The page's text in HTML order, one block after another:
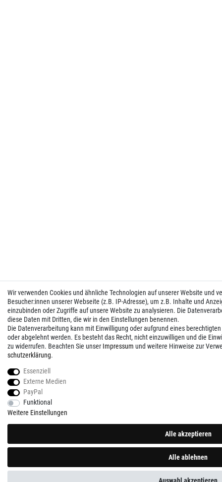
Wir verwenden Cookies und ähnliche Technologien auf unserer Website und
Besucher:innen unserer Webseite (z.B. IP-Adresse), um z.B. Inhalte und
einzubinden oder Zugriffe auf unsere Website zu analysieren. Die
diese Daten mit Dritten, die wir in den Einstellungen benennen.
Die Datenverarbeitung kann mit Einwilligung oder aufgrund eines
oder abgelehnt werden. Es besteht das Recht, nicht einzuwilligen und die
zu widerrufen. Beachten Sie unser Impressum und weitere Hinweise zur
schutz­erklärung.
Essenziell
Externe Medien
PayPal
Funktional
Weitere Einstellungen
Alle akzeptieren
Alle ablehnen
Auswahl akzeptieren